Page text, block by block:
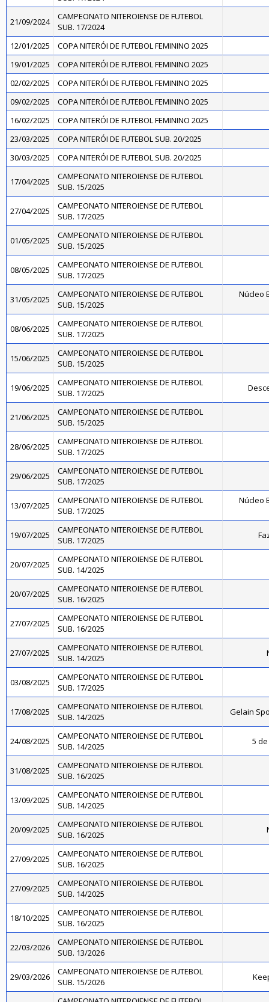
21/09/2024
CAMPEONATO NITEROIENSE DE FUTEBOL
SUB. 17/2024
12/01/2025
COPA NITERÓI DE FUTEBOL FEMININO 2025
19/01/2025
COPA NITERÓI DE FUTEBOL FEMININO 2025
02/02/2025
COPA NITERÓI DE FUTEBOL FEMININO 2025
09/02/2025
COPA NITERÓI DE FUTEBOL FEMININO 2025
16/02/2025
COPA NITERÓI DE FUTEBOL FEMININO 2025
23/03/2025
COPA NITERÓI DE FUTEBOL SUB. 20/2025
30/03/2025
COPA NITERÓI DE FUTEBOL SUB. 20/2025
17/04/2025
CAMPEONATO NITEROIENSE DE FUTEBOL
SUB. 15/2025
27/04/2025
CAMPEONATO NITEROIENSE DE FUTEBOL
SUB. 17/2025
01/05/2025
CAMPEONATO NITEROIENSE DE FUTEBOL
SUB. 15/2025
08/05/2025
CAMPEONATO NITEROIENSE DE FUTEBOL
SUB. 17/2025
31/05/2025
CAMPEONATO NITEROIENSE DE FUTEBOL
SUB. 15/2025
Núcleo
08/06/2025
CAMPEONATO NITEROIENSE DE FUTEBOL
SUB. 17/2025
15/06/2025
CAMPEONATO NITEROIENSE DE FUTEBOL
SUB. 15/2025
19/06/2025
CAMPEONATO NITEROIENSE DE FUTEBOL
SUB. 17/2025
21/06/2025
CAMPEONATO NITEROIENSE DE FUTEBOL
SUB. 15/2025
28/06/2025
CAMPEONATO NITEROIENSE DE FUTEBOL
SUB. 17/2025
29/06/2025
CAMPEONATO NITEROIENSE DE FUTEBOL
SUB. 17/2025
13/07/2025
CAMPEONATO NITEROIENSE DE FUTEBOL
SUB. 17/2025
Núcleo
19/07/2025
CAMPEONATO NITEROIENSE DE FUTEBOL
SUB. 17/2025
20/07/2025
CAMPEONATO NITEROIENSE DE FUTEBOL
SUB. 14/2025
20/07/2025
CAMPEONATO NITEROIENSE DE FUTEBOL
SUB. 16/2025
27/07/2025
CAMPEONATO NITEROIENSE DE FUTEBOL
SUB. 16/2025
27/07/2025
CAMPEONATO NITEROIENSE DE FUTEBOL
SUB. 14/2025
03/08/2025
CAMPEONATO NITEROIENSE DE FUTEBOL
SUB. 17/2025
17/08/2025
CAMPEONATO NITEROIENSE DE FUTEBOL
SUB. 14/2025
Gelain
24/08/2025
CAMPEONATO NITEROIENSE DE FUTEBOL
SUB. 14/2025
5 de
31/08/2025
CAMPEONATO NITEROIENSE DE FUTEBOL
SUB. 16/2025
13/09/2025
CAMPEONATO NITEROIENSE DE FUTEBOL
SUB. 14/2025
20/09/2025
CAMPEONATO NITEROIENSE DE FUTEBOL
SUB. 16/2025
27/09/2025
CAMPEONATO NITEROIENSE DE FUTEBOL
SUB. 16/2025
27/09/2025
CAMPEONATO NITEROIENSE DE FUTEBOL
SUB. 14/2025
18/10/2025
CAMPEONATO NITEROIENSE DE FUTEBOL
SUB. 16/2025
22/03/2026
CAMPEONATO NITEROIENSE DE FUTEBOL
SUB. 13/2026
29/03/2026
CAMPEONATO NITEROIENSE DE FUTEBOL
SUB. 15/2026